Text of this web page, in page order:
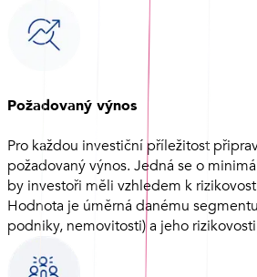
Požadovaný výnos
Pro každou investiční příležitost
požadovaný výnos. Jedná se o
by investoři měli vzhledem k
Hodnota je úměrná danému
podniky, nemovitosti) a jeho